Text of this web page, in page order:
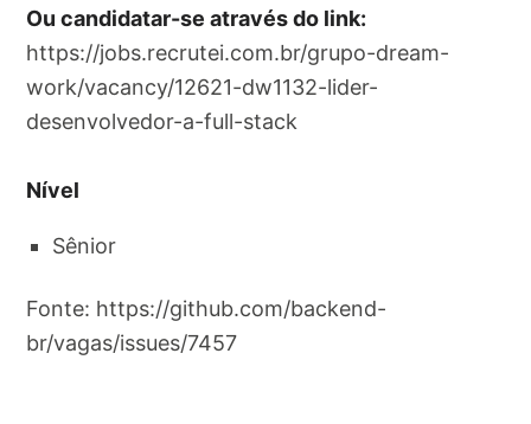
Ou candidatar-se através do link:
https://jobs.recrutei.com.br/grupo-dream-
work/vacancy/12621-dw1132-lider-
desenvolvedor-a-full-stack
Nível
Sênior
Fonte: https://github.com/backend-
br/vagas/issues/7457